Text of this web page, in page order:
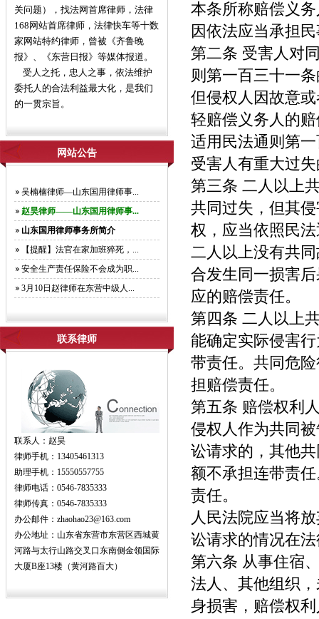
关问题），找法网首席律师，法律
168网站首席律师，法律快车等十数
家网站特约律师，曾被《齐鲁晚
报》、《东营日报》等媒体报道。
受人之托，忠人之事，依法维护
委托人的合法利益最大化，是我们
的一贯宗旨。
网站公告
吴楠楠律师—山东国用律师事...
赵昊律师——山东国用律师事...
山东国用律师事务所简介
【提醒】法官在家加班猝死，...
安全生产责任保险不会成为职...
3月10日赵律师在东营中级人...
联系律师
联系人：赵昊
律师手机：13405461313
助理手机：15550557755
律师电话：0546-7835333
律师传真：0546-7835333
办公邮件：zhaohao23@163.com
办公地址：山东省东营市东营区西城黄
河路与太行山路交叉口东南侧金领国际
大厦B座13楼（黄河路百大）
本条所称赔偿义
因依法应当承担
第二条 受害人对
则第一百三十一
但侵权人因故意
轻赔偿义务人的
适用民法通则第
受害人有重大过
第三条 二人以上
共同过失，但其
权，应当依照民
二人以上没有共
合发生同一损害
应的赔偿责任。
第四条 二人以上
能确定实际侵害
带责任。共同危
担赔偿责任。
第五条 赔偿权利
侵权人作为共同
讼请求的，其他
额不承担连带责
责任。
人民法院应当将
讼请求的情况在
第六条 从事住宿
法人、其他组织
身损害，赔偿权